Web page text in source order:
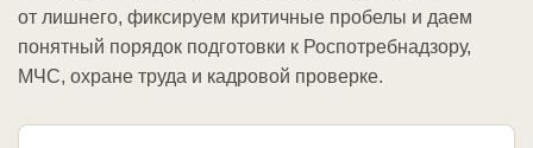
от лишнего, фиксируем критичные пробелы и даем
понятный порядок подготовки к Роспотребнадзору,
МЧС, охране труда и кадровой проверке.